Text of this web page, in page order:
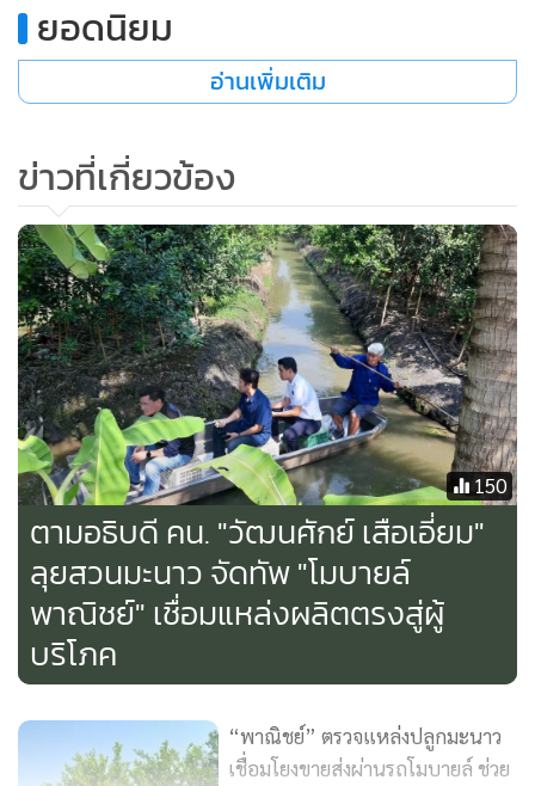
ยอดนิยม
อ่านเพิ่มเติม
ข่าวที่เกี่ยวข้อง
150
ตามอธิบดี คน. "วัฒนศักย์ เสือเอี่ยม"
ลุยสวนมะนาว จัดทัพ "โมบายล์
พาณิชย์" เชื่อมแหล่งผลิตตรงสู่ผู้
บริโภค
“พาณิชย์” ตรวจแหล่งปลูกมะนาว
เชื่อมโยงขายส่งผ่านรถโมบายล์ ช่วย